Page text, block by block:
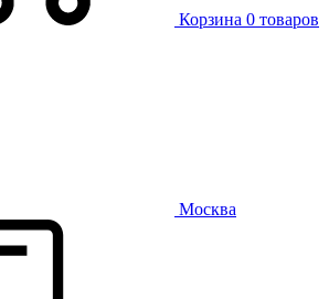
Корзина 0 товаров
Москва